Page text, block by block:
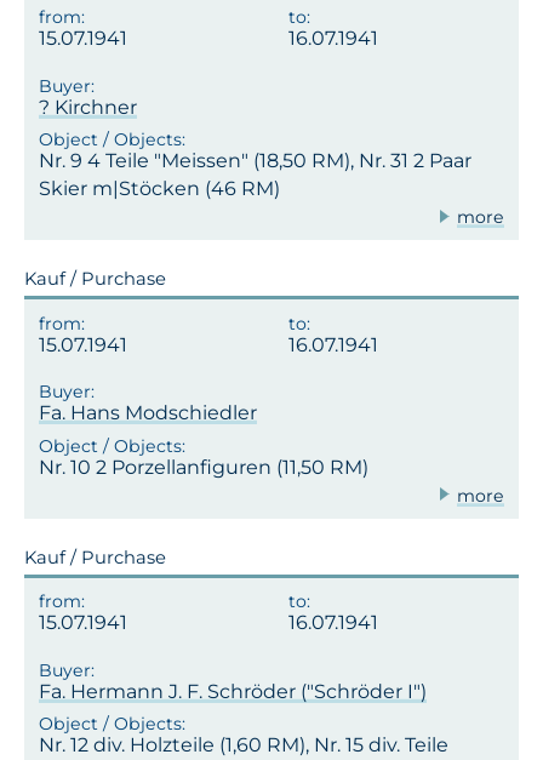
15.07.1941 16.07.1941
? Kirchner
Nr. 9 4 Teile "Meissen" (18,50 RM), Nr. 31 2 Paar
Skier m|Stöcken (46 RM)
more
Kauf / Purchase
15.07.1941 16.07.1941
Fa. Hans Modschiedler
Nr. 10 2 Porzellanfiguren (11,50 RM)
more
Kauf / Purchase
15.07.1941 16.07.1941
Fa. Hermann J. F. Schröder ("Schröder I")
Nr. 12 div. Holzteile (1,60 RM), Nr. 15 div. Teile